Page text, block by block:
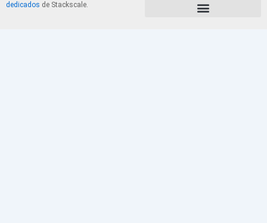
dedicados de Stackscale.